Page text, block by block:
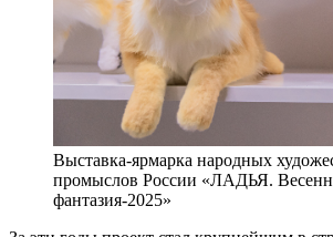
Выставка-ярмарка народных
промыслов России «ЛАДЬЯ.
фантазия-2025»